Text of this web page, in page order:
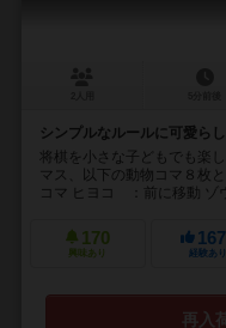
シンプルなルールに可愛ら
将棋を小さな子どもでも楽
マス、以下の動物コマ８枚
コマ ヒヨコ ：前に移動
170
興味あり 経験あり
再入